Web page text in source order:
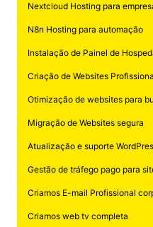
Nextcloud Hosting para
N8n Hosting para automação
Instalação de Painel de
Criação de Websites
Otimização de websites para
Migração de Websites segura
Atualização e suporte
Gestão de tráfego pago para
Criamos E-mail Profissional
Criamos web tv completa